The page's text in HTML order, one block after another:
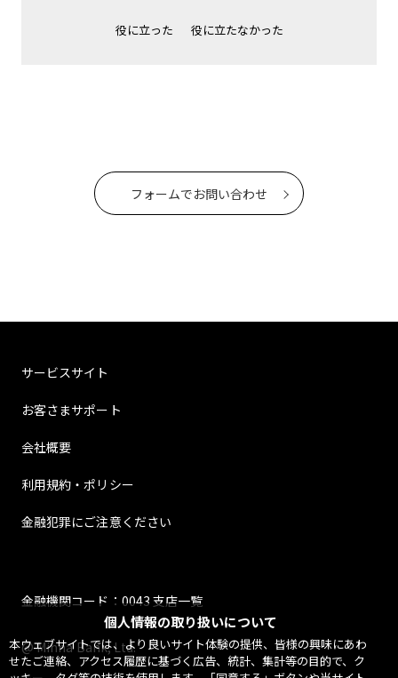
個人情報の取り扱いについて
本ウェブサイトでは、より良いサイト体験の提供、皆様の興味にあわ
せたご連絡、アクセス履歴に基づく広告、統計、集計等の目的で、ク
役に立った 役に立たなかった
フォームでお問い合わせ
サービスサイト
お客さまサポート
会社概要
利用規約・ポリシー
金融犯罪にご注意ください
金融機関コード：0043 支店一覧
@ Minna Bank, Ltd.